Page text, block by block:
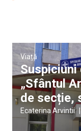
Viață
Suspiciuni
„Sfântul
de secție,
Ecaterina Arvintii